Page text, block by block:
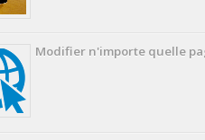
Modifier n'importe quelle